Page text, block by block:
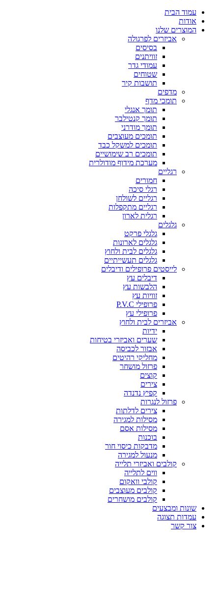
עמוד הבית
אודות
המוצרים שלנו
אביזרים לפרגולה
בסיסים
זוויתנים
עמודי גדר
שטוחים
תושבות קיר
מדפים
תומכי מדף
תומך אנגלי
תומך קנטילבר
תומך מודרני
תומכים מעוצבים
תומכים למשקל כבד
תומכים רב שימושיים
מערכת מידוף מודולרית
רגליים
חמורים
רגלי סיכה
רגליים לשולחן
רגליים מתקפלות
רגלית לארון
גלגלים
גלגלי פרקט
גלגלים לארונות
גלגלים לבית ולחוץ
גלגלים תעשייתיים
לייסטים פרופילים ודיבלים
דיבלים עץ
הלבשות עץ
זוויות עץ
פרופילי P.V.C
פרופילי עץ
אביזרים לבית ולחוץ
ידיות
שערים ואביזרי בטיחות
אבזור לכביסה
מחליקי רהיטים
פרזול מושחר
קוצים
צירים
קפיץ נדנדה
פרזול לנגרות
צירים לדלתות
מסילות למגירה
מסילות אסם
בוכנות
מדבקות כיסוי חור
מנעול למגירה
קולבים ואביזרי תלייה
ווים לתלייה
קולבי וואקום
קולבים מעוצבים
קולבים מושחרים
שונות ומבצעים
עמדות תצוגה
צור קשר